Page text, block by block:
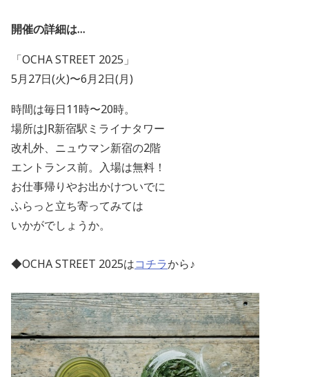
開催の詳細は…
「OCHA STREET 2025」
5月27日(火)〜6月2日(月)
時間は毎日11時〜20時。
場所はJR新宿駅ミライナタワー
改札外、ニュウマン新宿の2階
エントランス前。入場は無料！
お仕事帰りやお出かけついでに
ふらっと立ち寄ってみては
いかがでしょうか。
◆OCHA STREET 2025はコチラから♪